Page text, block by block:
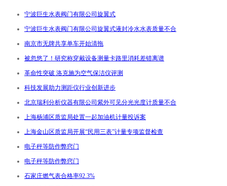
宁波巨生水表阀门有限公司旋翼式
宁波巨生水表阀门有限公司旋翼式液封冷水水表质量不合
南京市无牌共享单车开始清拖
被忽悠了！研究称穿戴设备测量卡路里消耗差错离谱
革命性突破 洛克施为空气保洁仪评测
科技发展助力测距仪行业创新进步
北京瑞利分析仪器有限公司紫外可见分光光度计质量不合
上海杨浦区质监局处置一起加油机计量投诉案
上海金山区质监局开展“民用三表”计量专项监督检查
电子秤等防作弊窍门
电子秤等防作弊窍门
石家庄燃气表合格率92.3%